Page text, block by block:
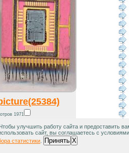
1971
серия
улучшить работу сайта и предоставить
сайт, вы соглашаетесь с условиями
статистики Принять X